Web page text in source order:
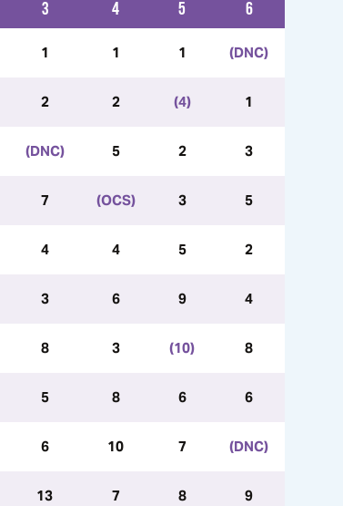
3 4 5 6
1 1 1 (DNC)
2 2 (4) 1
(DNC) 5 2 3
7 (OCS) 3 5
4 4 5 2
3 6 9 4
8 3 (10) 8
5 8 6 6
6 10 7 (DNC)
13 7 8 9